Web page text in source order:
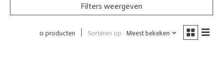
Filters weergeven
0 producten Sorteren op Meest bekeken